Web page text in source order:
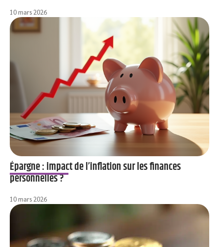
10 mars 2026
Épargne : impact de l’inflation sur les finances
personnelles ?
10 mars 2026